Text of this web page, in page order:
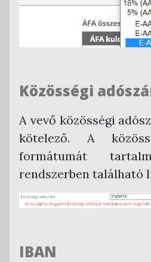
Közösségi
A vevő közösségi
kötelező. A
formátumát
rendszerben található
IBAN